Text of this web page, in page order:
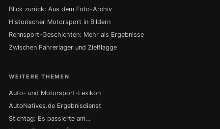
Blick zurück: Aus dem Foto-Archiv
Historischer Motorsport in Bildern
Rennsport-Geschichten: Mehr als Ergebnisse
Zwischen Fahrerlager und Zielflagge
WEITERE THEMEN
Auto- und Motorsport-Lexikon
AutoNatives.de Ergebnisdienst
Stichtag: Es passierte am…